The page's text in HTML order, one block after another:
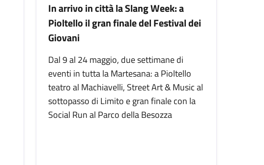
In arrivo in città la Slang Week: a
Pioltello il gran finale del Festival dei
Giovani
Dal 9 al 24 maggio, due settimane di
eventi in tutta la Martesana: a Pioltello
teatro al Machiavelli, Street Art & Music al
sottopasso di Limito e gran finale con la
Social Run al Parco della Besozza